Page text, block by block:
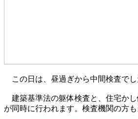
この日は、昼過ぎから中間検査でし
建築基準法の躯体検査と、住宅か
が同時に行われます。検査機関の方も